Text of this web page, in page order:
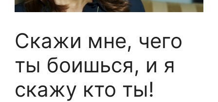
Скажи мне, чего
ты боишься, и я
скажу кто ты!